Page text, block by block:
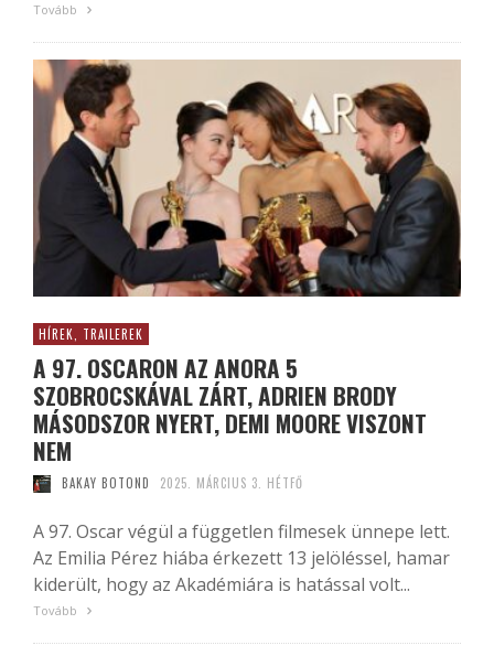
Tovább
HÍREK, TRAILEREK
A 97. OSCARON AZ ANORA 5
SZOBROCSKÁVAL ZÁRT, ADRIEN BRODY
MÁSODSZOR NYERT, DEMI MOORE VISZONT
NEM
BAKAY BOTOND 2025. MÁRCIUS 3. HÉTFŐ
A 97. Oscar végül a független filmesek ünnepe lett.
Az Emilia Pérez hiába érkezett 13 jelöléssel, hamar
kiderült, hogy az Akadémiára is hatással volt...
Tovább